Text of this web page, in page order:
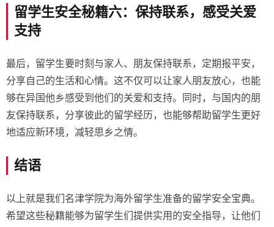
留学生安全秘籍六：保持联系，感受关爱
支持
最后，留学生要时刻与家人、朋友保持联系，定期报平安，
分享自己的生活和心情。这不仅可以让家人朋友放心，也能
够在异国他乡感受到他们的关爱和支持。同时，与国内的朋
友保持联系，分享彼此的留学经历，也能够帮助留学生更好
地适应新环境，减轻思乡之情。
结语
以上就是我们名津学院为海外留学生准备的留学安全宝典。
希望这些秘籍能够为留学生们提供实用的安全指导，让他们